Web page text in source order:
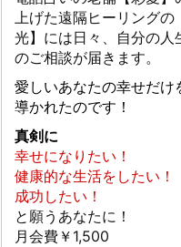
上げた遠隔ヒーリングの
光】には日々、自分の人
のご相談が届きます。
愛しいあなたの幸せだけ
導かれたのです！
真剣に
幸せになりたい！
健康的な生活をしたい！
成功したい！
と願うあなたに！
月会費￥1,500